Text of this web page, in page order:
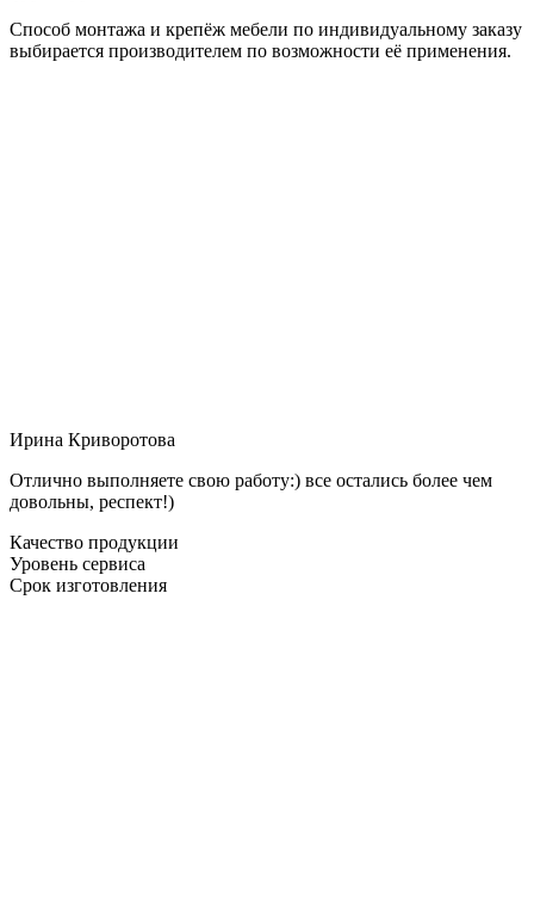
Способ монтажа и крепёж мебели по индивидуальному заказу
выбирается производителем по возможности её применения.
Ирина Криворотова
Отлично выполняете свою работу:) все остались более чем
довольны, респект!)
Качество продукции
Уровень сервиса
Срок изготовления